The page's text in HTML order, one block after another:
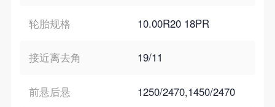
轮胎规格 10.00R20 18PR
接近离去角 19/11
前悬后悬 1250/2470,1450/2470